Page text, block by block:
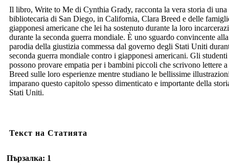
Il libro, Write to Me di Cynthia Grady, racconta la vera storia di una
bibliotecaria di San Diego, in California, Clara Breed e delle
giapponesi americane che lei ha sostenuto durante la loro
durante la seconda guerra mondiale. È uno sguardo convincente alla
parodia della giustizia commessa dal governo degli Stati Uniti
seconda guerra mondiale contro i giapponesi americani. Gli studenti
possono provare empatia per i bambini piccoli che scrivono lettere
Breed sulle loro esperienze mentre studiano le bellissime
imparano questo capitolo spesso dimenticato e importante della
Stati Uniti.
Текст на Статията
Пързалка: 1